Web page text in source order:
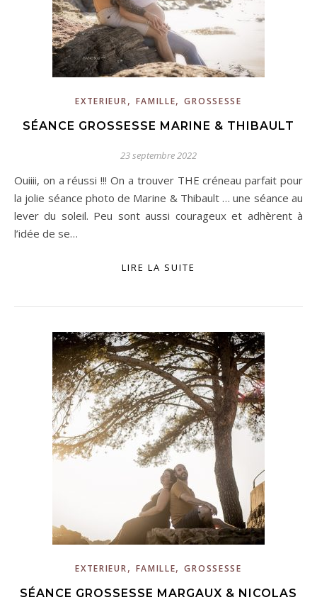
EXTERIEUR, FAMILLE,GROSSESSE
SÉANCE GROSSESSE MARINE & THIBAULT
23 septembre 2022
Ouiiii, on a réussi !!! On a trouver THE créneau parfait pour
la jolie séance photo de Marine & Thibault … une séance au
lever du soleil. Peu sont aussi courageux et adhèrent à
l’idée de se…
LIRE LA SUITE
EXTERIEUR, FAMILLE,GROSSESSE
SÉANCE GROSSESSE MARGAUX & NICOLAS